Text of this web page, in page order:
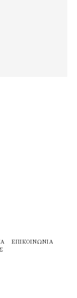
ΕΠΙΚΟΙΝΩΝΊΑ